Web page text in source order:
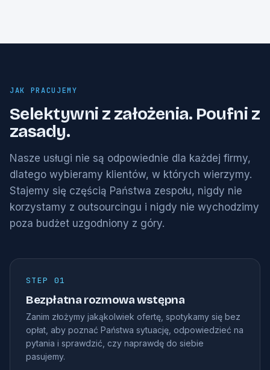
JAK PRACUJEMY
Selektywni z założenia. Poufni z
zasady.
Nasze usługi nie są odpowiednie dla każdej firmy,
dlatego wybieramy klientów, w których wierzymy.
Stajemy się częścią Państwa zespołu, nigdy nie
korzystamy z outsourcingu i nigdy nie wychodzimy
poza budżet uzgodniony z góry.
STEP 01
Bezpłatna rozmowa wstępna
Zanim złożymy jakąkolwiek ofertę, spotykamy się bez
opłat, aby poznać Państwa sytuację, odpowiedzieć na
pytania i sprawdzić, czy naprawdę do siebie
pasujemy.